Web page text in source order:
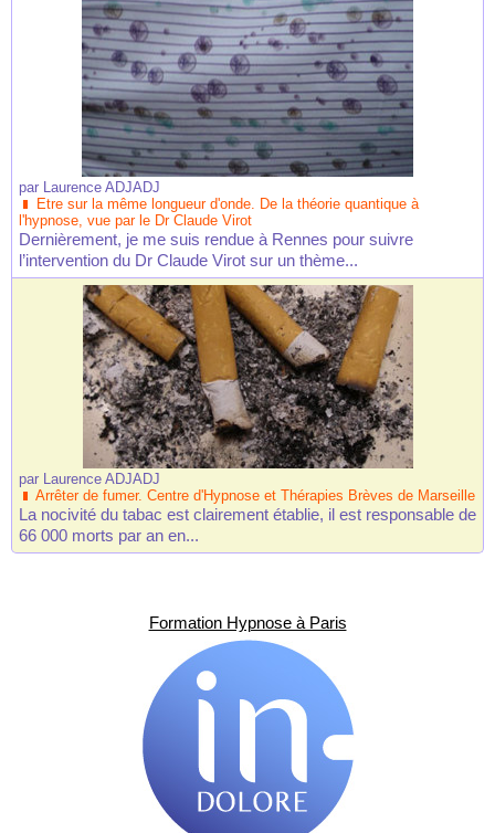
par Laurence ADJADJ
Etre sur la même longueur d'onde. De la théorie quantique à
l'hypnose, vue par le Dr Claude Virot
Dernièrement, je me suis rendue à Rennes pour suivre
l’intervention du Dr Claude Virot sur un thème...
par Laurence ADJADJ
Arrêter de fumer. Centre d'Hypnose et Thérapies Brèves de Marseille
La nocivité du tabac est clairement établie, il est responsable de
66 000 morts par an en...
Formation Hypnose à Paris